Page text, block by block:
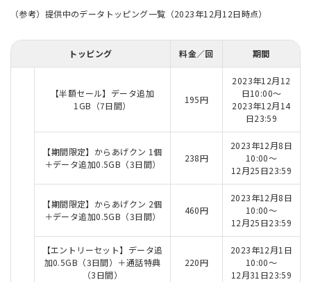
（参考）提供中のデータトッピング一覧（2023年12月12日時点）
トッピング 料金／回 期間
【半額セール】データ追加
1GB（7日間）
195円
2023年12月12
日10:00～
2023年12月14
日23:59
【期間限定】からあげクン 1個
＋データ追加0.5GB（3日間）
238円
2023年12月8日
10:00～
12月25日23:59
【期間限定】からあげクン 2個
＋データ追加0.5GB（3日間）
460円
2023年12月8日
10:00～
12月25日23:59
【エントリーセット】データ追
加0.5GB（3日間）＋通話特典
（3日間）
220円
2023年12月1日
10:00～
12月31日23:59